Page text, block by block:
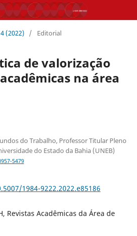
(2022) / Editorial
de valorização
na área
do Trabalho, Professor Titular Pleno
do Estado da Bahia (UNEB)
5479
1984-9222.2022.e85186
Revistas Acadêmicas da Área de